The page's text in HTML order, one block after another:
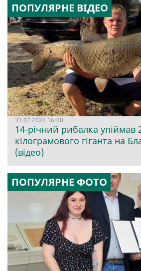
ПОПУЛЯРНЕ ВІДЕО
31.07.2026 16:00
14-річний рибалка упіймав
кілограмового гіганта на
(відео)
ПОПУЛЯРНЕ ФОТО